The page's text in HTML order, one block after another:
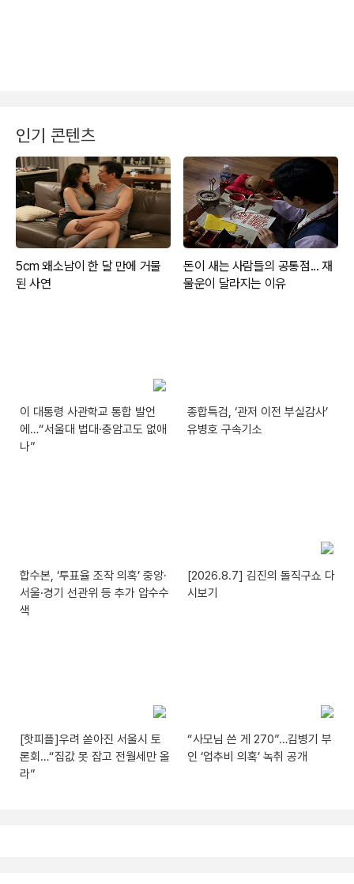
인기 콘텐츠
이 대통령 사관학교 통합 발언
에…“서울대 법대·충암고도 없애
나”
종합특검, ‘관저 이전 부실감사’
유병호 구속기소
합수본, ‘투표율 조작 의혹’ 중앙·
서울·경기 선관위 등 추가 압수수
색
[2026.8.7] 김진의 돌직구쇼 다
시보기
[핫피플]우려 쏟아진 서울시 토
론회…“집값 못 잡고 전월세만 올
라”
“사모님 쓴 게 270”…김병기 부
인 ‘업추비 의혹’ 녹취 공개